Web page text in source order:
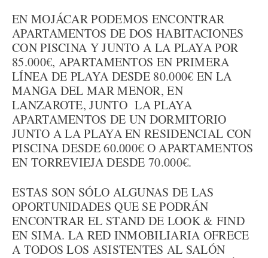
EN MOJÁCAR PODEMOS ENCONTRAR
APARTAMENTOS DE DOS HABITACIONES
CON PISCINA Y JUNTO A LA PLAYA POR
85.000€, APARTAMENTOS EN PRIMERA
LÍNEA DE PLAYA DESDE 80.000€ EN LA
MANGA DEL MAR MENOR, EN
LANZAROTE, JUNTO LA PLAYA
APARTAMENTOS DE UN DORMITORIO
JUNTO A LA PLAYA EN RESIDENCIAL CON
PISCINA DESDE 60.000€ O APARTAMENTOS
EN TORREVIEJA DESDE 70.000€.
ESTAS SON SÓLO ALGUNAS DE LAS
OPORTUNIDADES QUE SE PODRÁN
ENCONTRAR EL STAND DE LOOK & FIND
EN SIMA. LA RED INMOBILIARIA OFRECE
A TODOS LOS ASISTENTES AL SALÓN